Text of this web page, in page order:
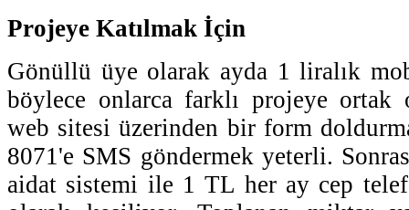
Projeye Katılmak İçin
Gönüllü üye olarak ayda 1 liralık
böylece onlarca farklı projeye ortak
web sitesi üzerinden bir form
8071'e SMS göndermek yeterli.
aidat sistemi ile 1 TL her ay cep